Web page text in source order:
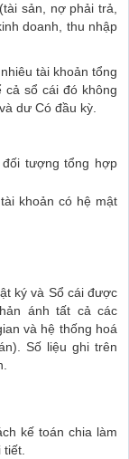
sản, nợ phải trả,
doanh, thu nhập
tài khoản tổng
sổ cái đó không
dư Có đầu kỳ.
tượng tổng hợp
khoản có hệ mật
ký và Sổ cái được
ánh tất cả các
và hệ thống hoá
Số liệu ghi trên
kế toán chia làm